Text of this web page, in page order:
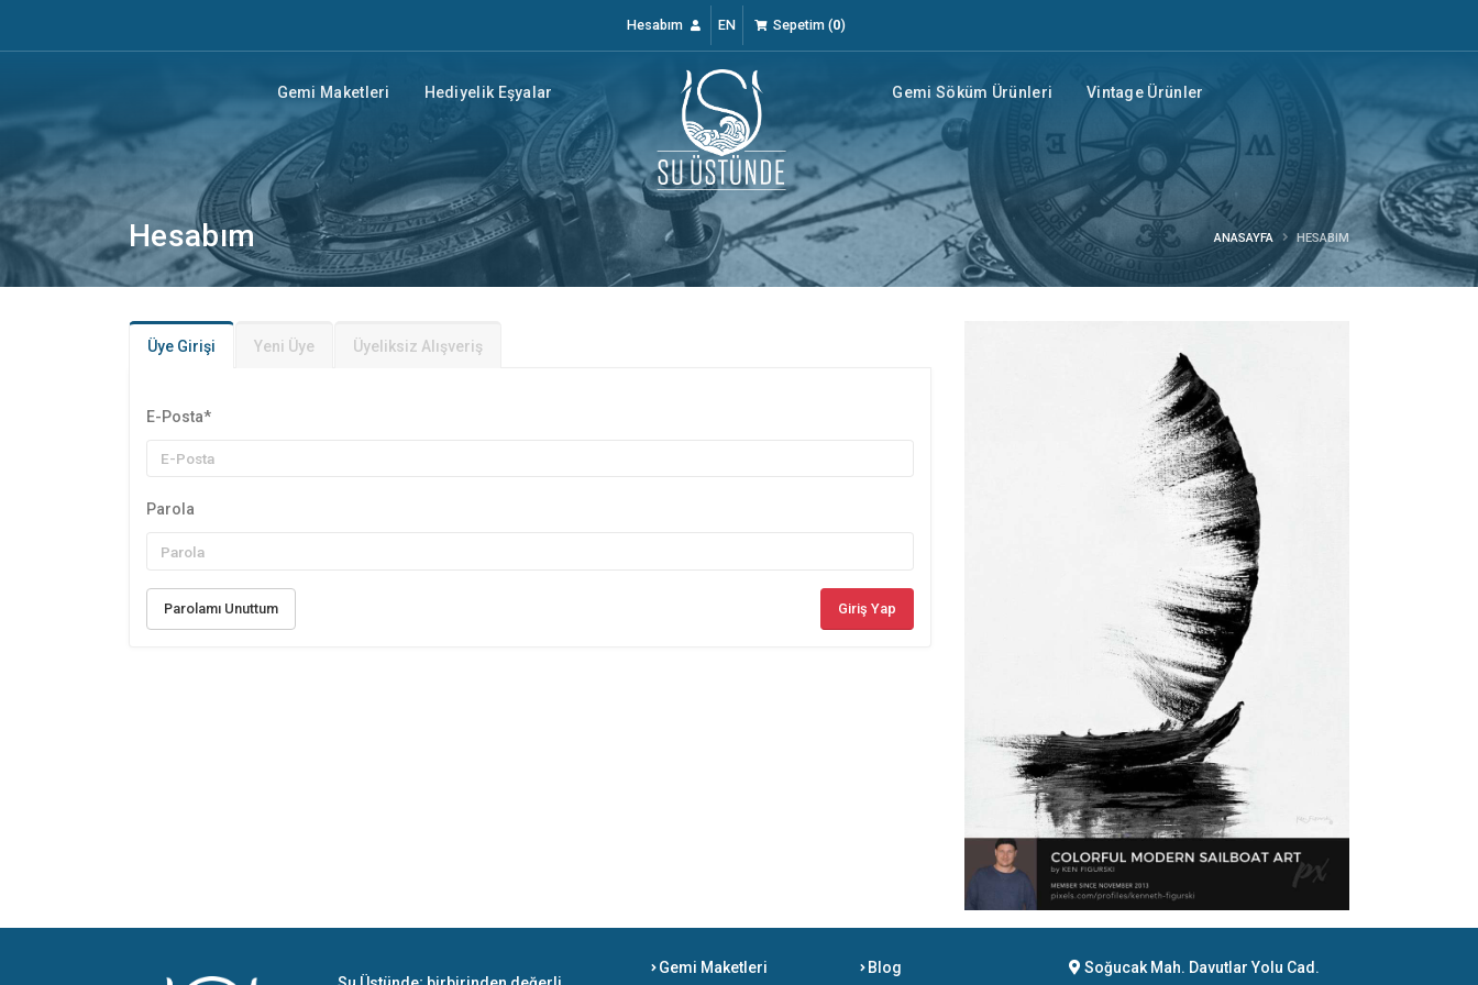
Hesabım EN Sepetim(0)
Gemi Maketleri Hediyelik Eşyalar Gemi Söküm Ürünleri Vintage Ürünler
Hesabım ANASAYFA HESABIM
Üye Girişi Yeni Üye Üyeliksiz Alışveriş
E-Posta*
Parola
Parolamı Unuttum Giriş Yap
Gemi Maketleri Blog
Soğucak Mah. Davutlar Yolu Cad.